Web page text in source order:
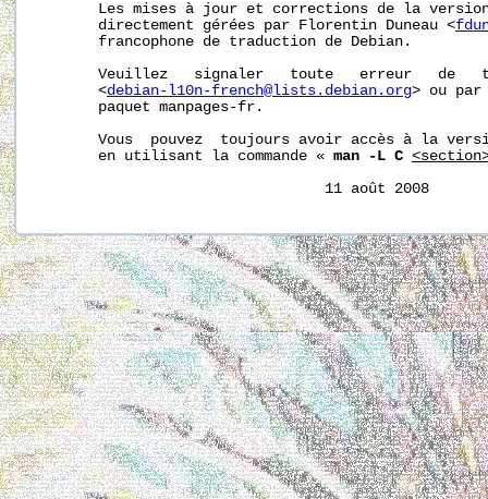
Les mises à jour et corrections de la
       directement gérées par Florentin Duneau <
       francophone de traduction de Debian.
Veuillez   signaler   toute   erreur   de
       <
debian-l10n-french@lists.debian.org> ou par
       paquet manpages-fr.
Vous  pouvez  toujours avoir accès à la
       en utilisant la commande «
man -L C